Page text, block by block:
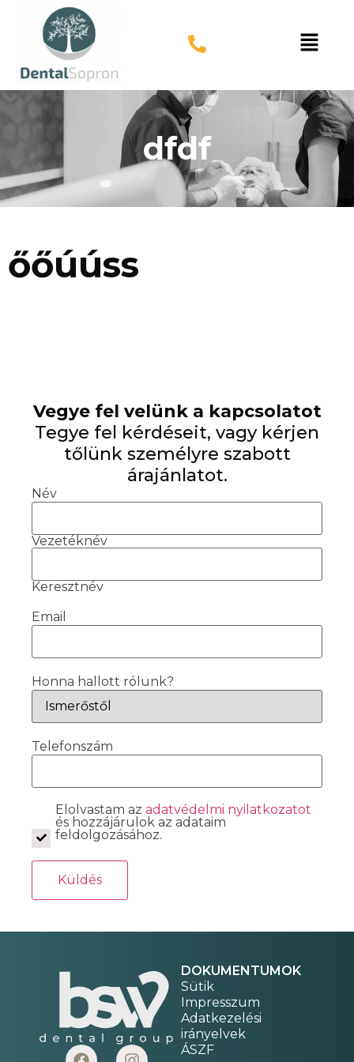
dfdf
őőúúss
Vegye fel velünk a kapcsolatot
Tegye fel kérdéseit, vagy kérjen
tőlünk személyre szabott
árajánlatot.
Név
Vezetéknév
Keresztnév
Email
Honna hallott rólunk?
Telefonszám
Elolvastam az adatvédelmi nyilatkozatot
és hozzájárulok az adataim
feldolgozásához.
DOKUMENTUMOK
Sütik
Impresszum
Adatkezelési
irányelvek
ÁSZF